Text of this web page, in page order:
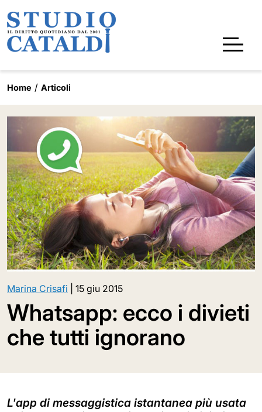
Home Articoli
Marina Crisafi 15 giu 2015
Whatsapp: ecco i divieti
che tutti ignorano
L'app di messaggistica istantanea più usata